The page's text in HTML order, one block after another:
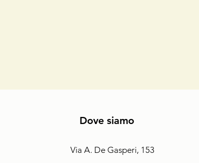
Dove siamo
Via A. De Gasperi, 153